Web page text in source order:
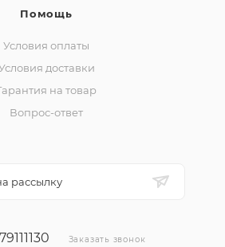
Помощь
Условия оплаты
доставки
на товар
Вопрос-ответ
рассылку
Заказать звонок